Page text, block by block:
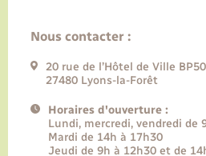
Nous contacter :
20 rue de l’Hôtel de Ville BP50
27480 Lyons-la-Forêt
Horaires d'ouverture :
Lundi, mercredi, vendredi de
Mardi de 14h à 17h30
Jeudi de 9h à 12h30 et de